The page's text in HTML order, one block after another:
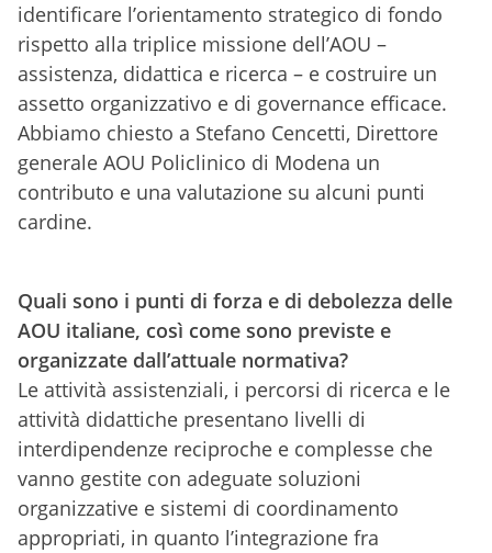
identificare l’orientamento strategico di fondo
rispetto alla triplice missione dell’AOU –
assistenza, didattica e ricerca – e costruire un
assetto organizzativo e di governance efficace.
Abbiamo chiesto a Stefano Cencetti, Direttore
generale AOU Policlinico di Modena un
contributo e una valutazione su alcuni punti
cardine.
Quali sono i punti di forza e di debolezza delle
AOU italiane, così come sono previste e
organizzate dall’attuale normativa?
Le attività assistenziali, i percorsi di ricerca e le
attività didattiche presentano livelli di
interdipendenze reciproche e complesse che
vanno gestite con adeguate soluzioni
organizzative e sistemi di coordinamento
appropriati, in quanto l’integrazione fra